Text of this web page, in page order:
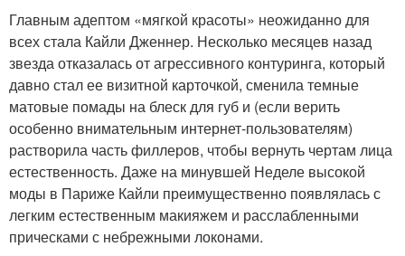
Главным адептом «мягкой красоты» неожиданно для
всех стала Кайли Дженнер. Несколько месяцев назад
звезда отказалась от агрессивного контуринга, который
давно стал ее визитной карточкой, сменила темные
матовые помады на блеск для губ и (если верить
особенно внимательным интернет-пользователям)
растворила часть филлеров, чтобы вернуть чертам лица
естественность. Даже на минувшей Неделе высокой
моды в Париже Кайли преимущественно появлялась с
легким естественным макияжем и расслабленными
прическами с небрежными локонами.